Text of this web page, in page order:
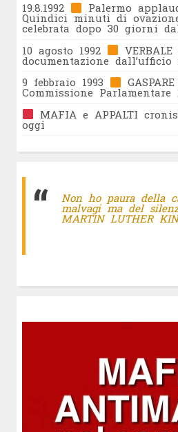
19.8.1992
Palermo
Quindici minuti di
celebrata dopo 30 giorni
10 agosto 1992
documentazione
9 febbraio 1993
Commissione Parlamentare
MAFIA e APPALTI
oggi
Non ho paura della
malvagi ma del
MARTIN LUTHER